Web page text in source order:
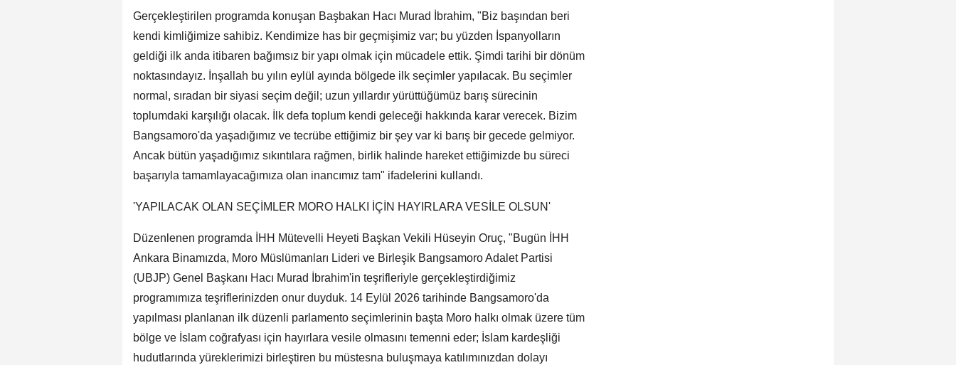
Gerçekleştirilen programda konuşan Başbakan Hacı Murad İbrahim, "Biz başından beri
kendi kimliğimize sahibiz. Kendimize has bir geçmişimiz var; bu yüzden İspanyolların
geldiği ilk anda itibaren bağımsız bir yapı olmak için mücadele ettik. Şimdi tarihi bir dönüm
noktasındayız. İnşallah bu yılın eylül ayında bölgede ilk seçimler yapılacak. Bu seçimler
normal, sıradan bir siyasi seçim değil; uzun yıllardır yürüttüğümüz barış sürecinin
toplumdaki karşılığı olacak. İlk defa toplum kendi geleceği hakkında karar verecek. Bizim
Bangsamoro'da yaşadığımız ve tecrübe ettiğimiz bir şey var ki barış bir gecede gelmiyor.
Ancak bütün yaşadığımız sıkıntılara rağmen, birlik halinde hareket ettiğimizde bu süreci
başarıyla tamamlayacağımıza olan inancımız tam" ifadelerini kullandı.
'YAPILACAK OLAN SEÇİMLER MORO HALKI İÇİN HAYIRLARA VESİLE OLSUN'
Düzenlenen programda İHH Mütevelli Heyeti Başkan Vekili Hüseyin Oruç, "Bugün İHH
Ankara Binamızda, Moro Müslümanları Lideri ve Birleşik Bangsamoro Adalet Partisi
(UBJP) Genel Başkanı Hacı Murad İbrahim'in teşrifleriyle gerçekleştirdiğimiz
programımıza teşriflerinizden onur duyduk. 14 Eylül 2026 tarihinde Bangsamoro'da
yapılması planlanan ilk düzenli parlamento seçimlerinin başta Moro halkı olmak üzere tüm
bölge ve İslam coğrafyası için hayırlara vesile olmasını temenni eder; İslam kardeşliği
hudutlarında yüreklerimizi birleştiren bu müstesna buluşmaya katılımınızdan dolayı